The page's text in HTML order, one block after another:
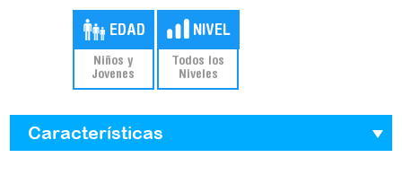
Niños y
Jovenes
Todos los
Niveles
Características